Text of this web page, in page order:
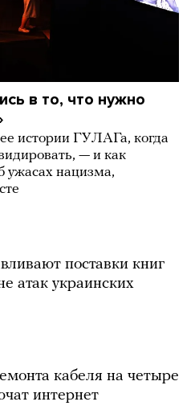
в то, что нужно
истории ГУЛАГа, когда
— и как
ужасах нацизма,
поставки книг
атак украинских
кабеля на четыре
интернет